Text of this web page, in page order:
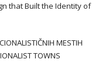
that Built the Identity of
MESTIH
TOWNS